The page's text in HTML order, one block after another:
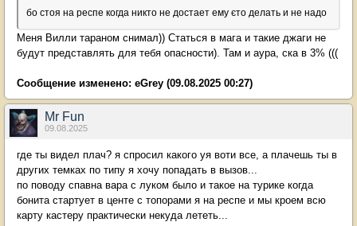
бо стоя на респе когда никто не достает ему єто делать и не надо
Меня Вилли тараном снимал)) Статься в мага и такие джаги не
будут представлять для тебя опасности). Там и аура, ска в 3% (((
Сообщение изменено: eGrey (09.08.2025 00:27)
Mr Fun
09.08.2025
где ты видел плач? я спросил какого уя воти все, а плачешь ты в
других темках по типу я хочу попадать в вызов...
по поводу спавна вара с луком было и такое на турике когда
бонита стартует в центе с топорами я на респе и мы кроем всю
карту кастеру практически некуда лететь...